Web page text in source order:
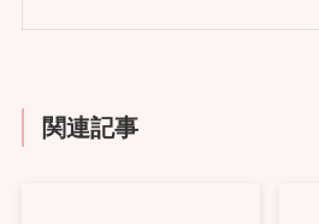
関連記事